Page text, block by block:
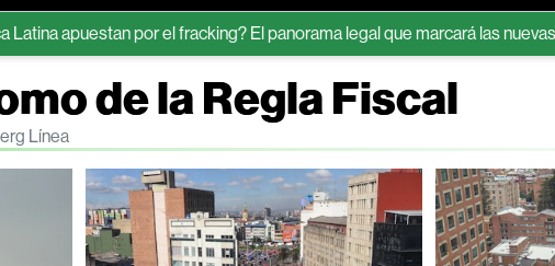
por el fracking? El panorama legal que marcará las nuevas inversiones
de la Regla Fiscal
Línea